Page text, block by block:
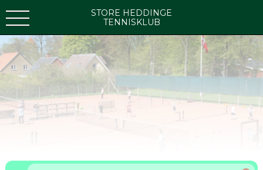
STORE HEDDINGE
TENNISKLUB